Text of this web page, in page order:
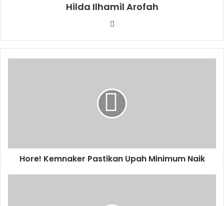
Hilda Ilhamil Arofah
Hore! Kemnaker Pastikan Upah Minimum Naik